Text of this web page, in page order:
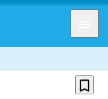
bookmark_border